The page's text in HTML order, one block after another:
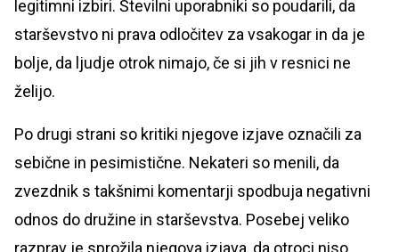
legitimni izbiri. Številni uporabniki so poudarili, da
starševstvo ni prava odločitev za vsakogar in da je
bolje, da ljudje otrok nimajo, če si jih v resnici ne
želijo.
Po drugi strani so kritiki njegove izjave označili za
sebične in pesimistične. Nekateri so menili, da
zvezdnik s takšnimi komentarji spodbuja negativni
odnos do družine in starševstva. Posebej veliko
razprav je sprožila njegova izjava, da otroci niso